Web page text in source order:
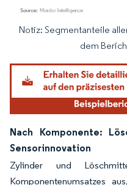
Bild © Mordor Intelligence.
Notiz: Segmentanteile
dem
Nach Komponente:
Sensorinnovation
Zylinder und
Komponentenumsatzes